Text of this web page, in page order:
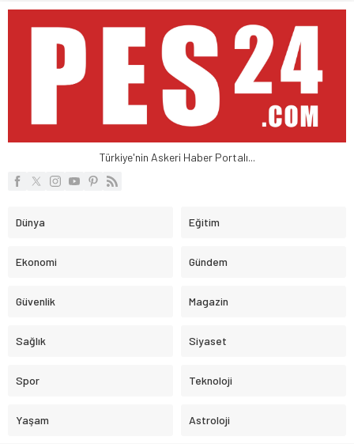
Türkiye'nin Askeri Haber Portalı...
Dünya Eğitim
Ekonomi Gündem
Güvenlik Magazin
Sağlık Siyaset
Spor Teknoloji
Yaşam Astroloji